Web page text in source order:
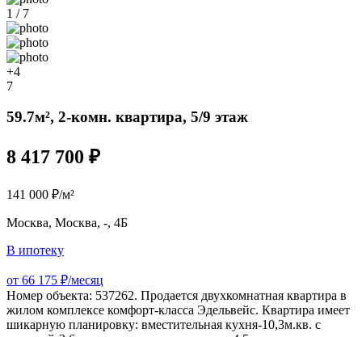
1 / 7
+4
7
59.7м², 2-комн. квартира, 5/9 этаж
8 417 700 ₽
141 000 ₽/м²
Москва, Москва, -, 4Б
В ипотеку
от 66 175 ₽/месяц
Номер объекта: 537262. Продается двухкомнатная квартира в
жилом комплексе комфорт-класса Эдельвейс. Квартира имеет
шикарную планировку: вместительная кухня-10,3м.кв. с